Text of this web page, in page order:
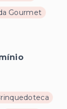
Gourmet